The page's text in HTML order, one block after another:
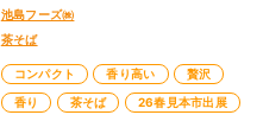
池島フーズ㈱
茶そば
コンパクト 香り高い
贅沢
香り
茶そば 26春見本市出展